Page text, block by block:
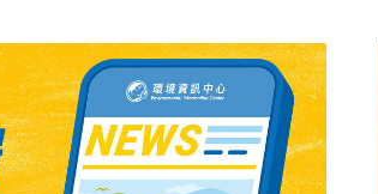
」。陳宏益並現場表示，淨零排放
也發布新聞稿表示，未來將要求中
能源配比。